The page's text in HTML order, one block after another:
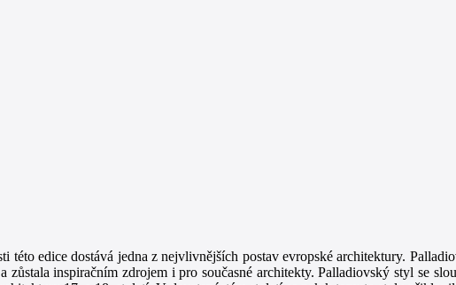
této edice dostává jedna z nejvlivnějších postav evropské architektury.
inspiračním zdrojem i pro současné architekty. Palladiovský styl se